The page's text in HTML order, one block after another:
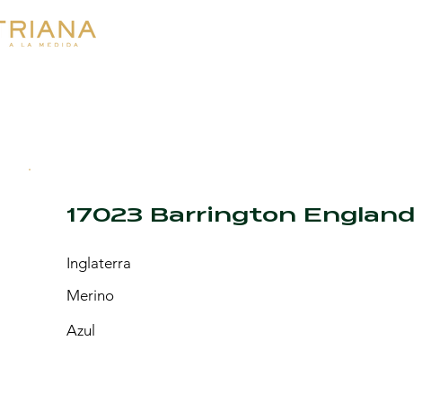
17023 Barrington England
Inglaterra
Merino
Azul